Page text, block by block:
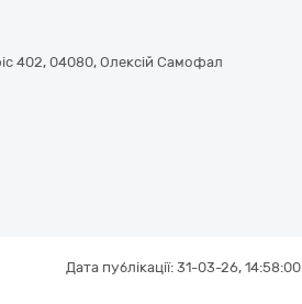
402, 04080, Олексій Самофал
Дата публікації: 31-03-26, 14:58:00